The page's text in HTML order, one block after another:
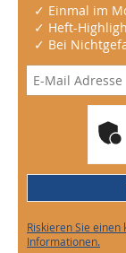
✓ Einmal im
✓ Heft-
✓ Bei
Riskieren Sie
Informationen.